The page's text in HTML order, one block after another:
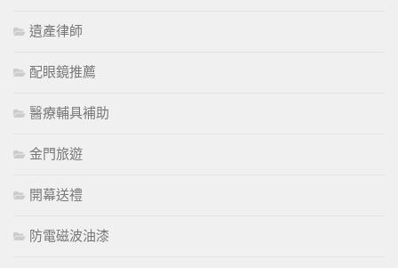
遺產律師
配眼鏡推薦
醫療輔具補助
金門旅遊
開幕送禮
防電磁波油漆